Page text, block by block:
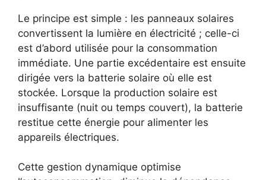
Le principe est simple : les panneaux solaires
convertissent la lumière en électricité ; celle-ci
est d’abord utilisée pour la consommation
immédiate. Une partie excédentaire est ensuite
dirigée vers la batterie solaire où elle est
stockée. Lorsque la production solaire est
insuffisante (nuit ou temps couvert), la batterie
restitue cette énergie pour alimenter les
appareils électriques.
Cette gestion dynamique optimise